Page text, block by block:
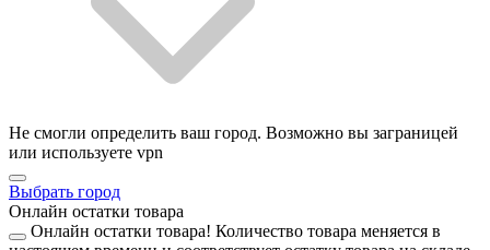
Не смогли определить ваш город. Возможно вы заграницей
или используете vpn
Выбрать город
Онлайн остатки товара
Онлайн остатки товара! Количество товара меняется в